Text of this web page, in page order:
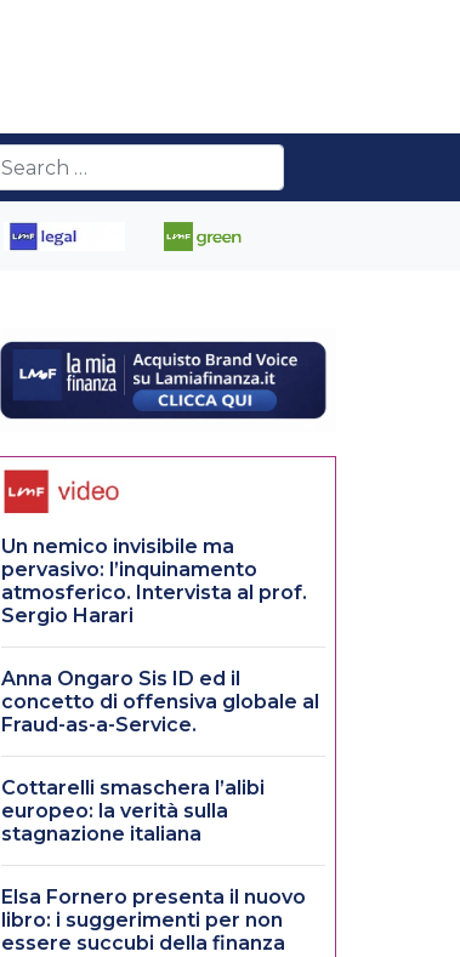
Un nemico invisibile ma
pervasivo: l’inquinamento
atmosferico. Intervista al prof.
Sergio Harari
Anna Ongaro Sis ID ed il
concetto di offensiva globale al
Fraud-as-a-Service.
Cottarelli smaschera l’alibi
europeo: la verità sulla
stagnazione italiana
Elsa Fornero presenta il nuovo
libro: i suggerimenti per non
essere succubi della finanza